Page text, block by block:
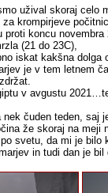
užival skoraj celo
krompirjeve
proti koncu
(21 do 23C),
iskat kakšna dolga
je v tem letnem
v avgustu
nek čuden teden, saj
že skoraj na
svetu, da mi je bilo
in tudi dan je